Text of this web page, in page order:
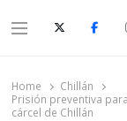
Menu
Home
Chillán
Prisión preventiva
cárcel de Chillán